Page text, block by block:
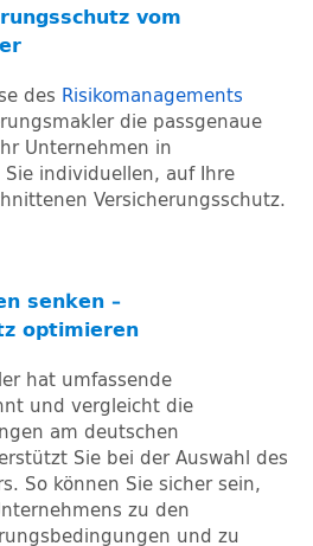
vom
des Risikomanagements
die passgenaue
Unternehmen in
individuellen, auf Ihre
Versicherungsschutz.
senken –
optimieren
hat umfassende
und vergleicht die
am deutschen
Sie bei der Auswahl des
So können Sie sicher sein,
zu den
und zu